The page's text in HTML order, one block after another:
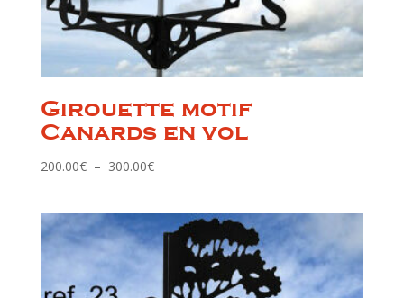
Girouette motif
Canards en vol
200.00€ – 300.00€Plage
200.00€
à
300.00€